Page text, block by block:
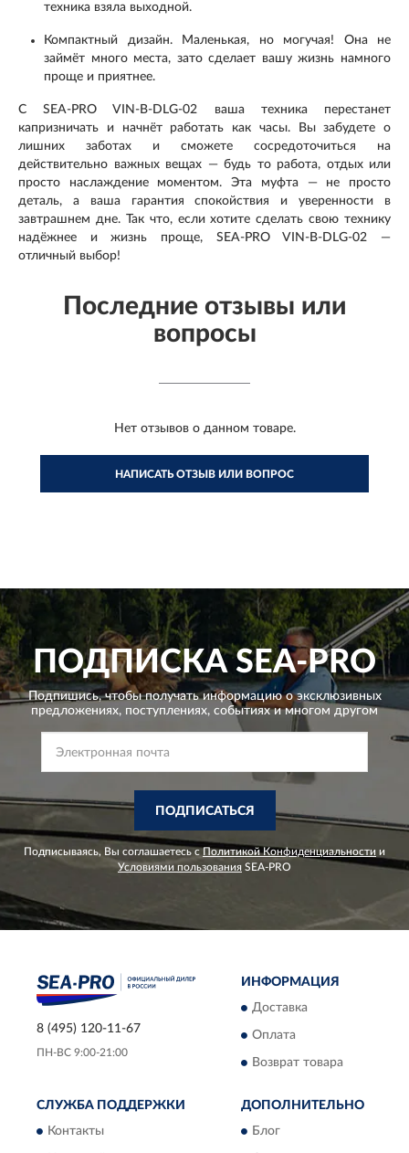
техника взяла выходной.
Компактный дизайн. Маленькая, но могучая! Она не
займёт много места, зато сделает вашу жизнь намного
проще и приятнее.
С SEA-PRO VIN-B-DLG-02 ваша техника перестанет
капризничать и начнёт работать как часы. Вы забудете о
лишних заботах и сможете сосредоточиться на
действительно важных вещах — будь то работа, отдых или
просто наслаждение моментом. Эта муфта — не просто
деталь, а ваша гарантия спокойствия и уверенности в
завтрашнем дне. Так что, если хотите сделать свою технику
надёжнее и жизнь проще, SEA-PRO VIN-B-DLG-02 —
отличный выбор!
Последние отзывы или
вопросы
Нет отзывов о данном товаре.
НАПИСАТЬ ОТЗЫВ ИЛИ ВОПРОС
ПОДПИСКАSEA-PRO
Подпишись, чтобы получать информацию о эксклюзивных
предложениях, поступлениях, событиях и многом другом
ПОДПИСАТЬСЯ
Подписываясь, Вы соглашаетесь сПолитикой Конфиденциальности и
Условиями пользования SEA-PRO
8 (495) 120-11-67
ПН-ВС 9:00-21:00
ИНФОРМАЦИЯ
Доставка
Оплата
Возврат товара
СЛУЖБА ПОДДЕРЖКИ
Контакты
ДОПОЛНИТЕЛЬНО
Блог